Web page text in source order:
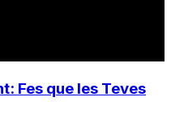
Fes que les Teves